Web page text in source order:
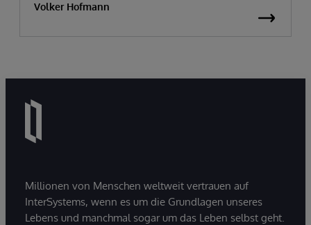
Volker Hofmann
Millionen von Menschen weltweit vertrauen auf
InterSystems, wenn es um die Grundlagen unseres
Lebens und manchmal sogar um das Leben selbst geht.